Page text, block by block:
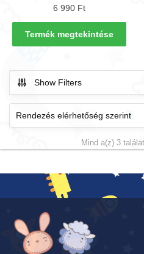
6 990 Ft
Termék megtekintése
Show Filters
Mind a(z) 3